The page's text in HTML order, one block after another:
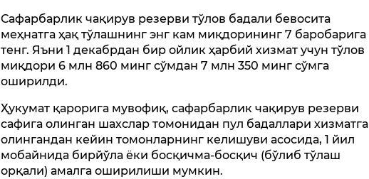
Сафарбарлик чақирув резерви тўлов бадали бевосита
меҳнатга ҳақ тўлашнинг энг кам миқдорининг 7 баробарига
тенг. Яъни 1 декабрдан бир ойлик ҳарбий хизмат учун тўлов
миқдори 6 млн 860 минг сўмдан 7 млн 350 минг сўмга
оширилди.
Ҳукумат қарорига мувофиқ, сафарбарлик чақирув резерви
сафига олинган шахслар томонидан пул бадаллари хизматга
олингандан кейин томонларнинг келишуви асосида, 1 йил
мобайнида бирйўла ёки босқичма-босқич (бўлиб тўлаш
орқали) амалга оширилиши мумкин.